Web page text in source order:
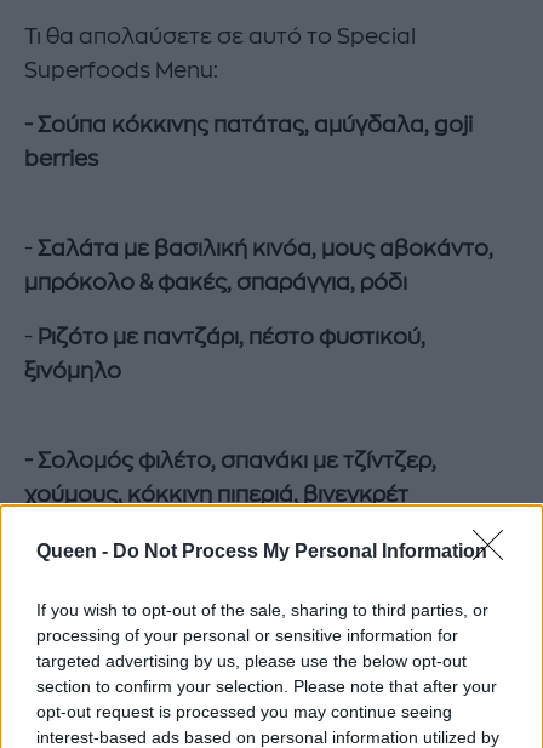
Queen - Do Not Process My Personal Information
If you wish to opt-out of the sale, sharing to third parties, or
processing of your personal or sensitive information for
targeted advertising by us, please use the below opt-out
section to confirm your selection. Please note that after your
opt-out request is processed you may continue seeing
interest-based ads based on personal information utilized by
Τι θα απολαύσετε σε αυτό το Special
Superfoods Menu:
- Σούπα κόκκινης πατάτας, αμύγδαλα, goji
berries
- Σαλάτα με βασιλική κινόα, μους αβοκάντο,
μπρόκολο & φακές, σπαράγγια, ρόδι
- Ριζότο με παντζάρι, πέστο φυστικού,
ξινόμηλο
- Σολομός φιλέτο, σπανάκι με τζίντζερ,
χούμους, κόκκινη πιπεριά, βινεγκρέτ
μέλι, μαστίχα
30 ευρώ το άτομο / 30 euros per person
20:00 – 24:00